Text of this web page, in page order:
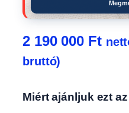
2 190 000 Ft
bruttó)
Miért ajánljuk ezt